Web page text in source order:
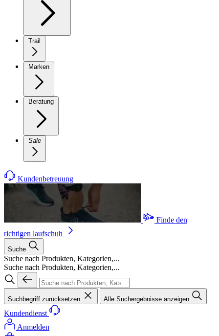
Trail
Marken
Beratung
Sale
Kundenbetreuung
Finde den
richtigen laufschuh
Suche
Suche nach Produkten, Kategorien,...
Suche nach Produkten, Kategorien,...
Suchbegriff zurücksetzen Alle Suchergebnisse anzeigen
Kundendienst
Anmelden